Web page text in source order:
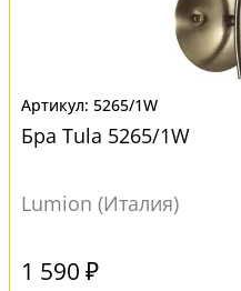
5265/1W
Бра Tula 5265/1W
Lumion (Италия)
1 590 ₽